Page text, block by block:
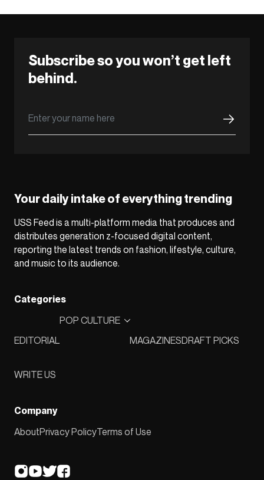
Subscribe so you won’t get left
behind.
Your daily intake of everything trending
USS Feed is a multi-platform media that produces and
distributes generation z-focused digital content,
reporting the latest trends on fashion, lifestyle, culture,
and music to its audience.
Categories
EDITORIAL
POP CULTURE
MAGAZINESDRAFT PICKS
WRITE US
Company
AboutPrivacy PolicyTerms of Use